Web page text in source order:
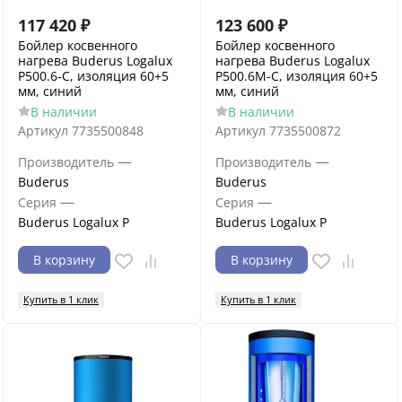
117 420 ₽
Бойлер косвенного
нагрева Buderus Logalux
P500.6-C, изоляция 60+5
мм, синий
В наличии
Артикул 7735500848
Производитель —
Buderus
Серия —
Buderus Logalux P
В корзину
Купить в 1 клик
123 600 ₽
Бойлер косвенного
нагрева Buderus Logalux
P500.6M-C, изоляция 60+5
мм, синий
В наличии
Артикул 7735500872
Производитель —
Buderus
Серия —
Buderus Logalux P
В корзину
Купить в 1 клик